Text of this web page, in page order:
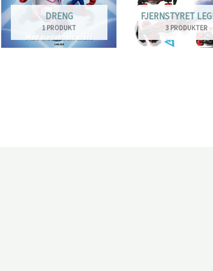
DRENG
1 PRODUKT
FJERNSTYRET
3 PRODUKTER